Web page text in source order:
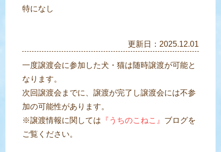
特になし
更新日：2025.12.01
一度譲渡会に参加した犬・猫は随時譲渡が可能と
なります。
次回譲渡会までに、譲渡が完了し譲渡会には不参
加の可能性があります。
※譲渡情報に関しては 『うちのこねこ』 ブログを
ご覧ください。